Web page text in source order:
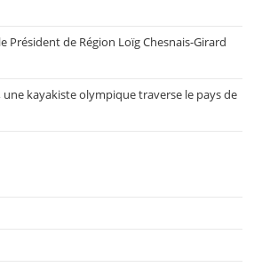
Président de Région Loïg Chesnais-Girard
une kayakiste olympique traverse le pays de